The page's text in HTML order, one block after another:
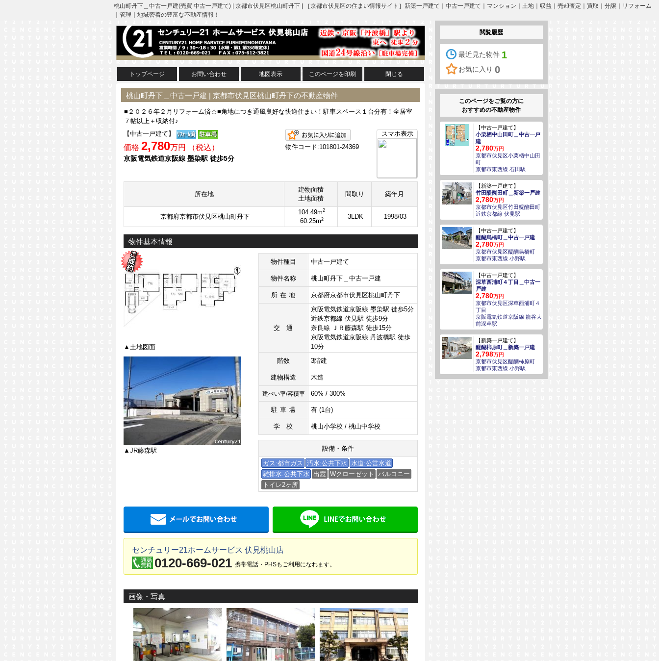
桃山町丹下＿中古一戸建(売買 中古一戸建て) | 京都市伏見区桃山町丹下 | ［京都市伏見区の住まい情報サイト］新築一戸建て｜中古一戸建て｜マンション｜土地｜収益｜売却査定｜買取｜分譲｜リフォーム
｜管理｜地域密着の豊富な不動産情報！
トップページ お問い合わせ 地図表示 このページを印刷 閉じる
桃山町丹下＿中古一戸建 | 京都市伏見区桃山町丹下の不動産物件
■２０２６年２月リフォーム済☆■角地につき通風良好な快適住まい！駐車スペース１台分有！全居室
７帖以上＋収納付♪
【中古一戸建て】
価格 2,780万円 （税込）
京阪電気鉄道京阪線 墨染駅 徒歩5分
スマホ表示
お気に入りに追加
物件コード:101801-24369
所在地
建物面積
土地面積
間取り 築年月
京都府京都市伏見区桃山町丹下
104.49m2
60.25m2 3LDK 1998/03
物件基本情報
▲土地図面
▲JR藤森駅
物件種目 中古一戸建て
物件名称 桃山町丹下＿中古一戸建
所在地 京都府京都市伏見区桃山町丹下
交通
京阪電気鉄道京阪線 墨染駅 徒歩5分
近鉄京都線 伏見駅 徒歩9分
奈良線 ＪＲ藤森駅 徒歩15分
京阪電気鉄道京阪線 丹波橋駅 徒歩
10分
階数
3階建
建物構造 木造
建ぺい率/容積率 60% / 300%
駐車場 有 (1台)
学校 桃山小学校 / 桃山中学校
設備・条件
ガス:都市ガス
汚水:公共下水 水道:公営水道
雑排水:公共下水 出窓 Wクローゼット
バルコニー
トイレ2ヶ所
メールでお問い合わせ
センチュリー21ホームサービス 伏見桃山店
0120-669-021 携帯電話・PHSもご利用になれます。
画像・写真
閲覧履歴
最近見た物件 1
お気に入り 0
このページをご覧の方に
おすすめの不動産物件
【中古一戸建て】
小栗栖中山田町＿中古一戸
建
2,780万円
京都市伏見区小栗栖中山田
町
京都市東西線 石田駅
【新築一戸建て】
竹田醍醐田町＿新築一戸建
2,780万円
京都市伏見区竹田醍醐田町
近鉄京都線 伏見駅
【中古一戸建て】
醍醐烏橋町＿中古一戸建
2,780万円
京都市伏見区醍醐烏橋町
京都市東西線 小野駅
【中古一戸建て】
深草西浦町４丁目＿中古一
戸建
2,780万円
京都市伏見区深草西浦町４
丁目
京阪電気鉄道京阪線 龍谷大
前深草駅
【新築一戸建て】
醍醐柿原町＿新築一戸建
2,798万円
京都市伏見区醍醐柿原町
京都市東西線 小野駅